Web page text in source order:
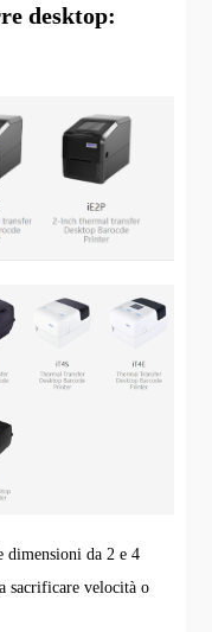
desktop:
da 2 e 4
sacrificare velocità o